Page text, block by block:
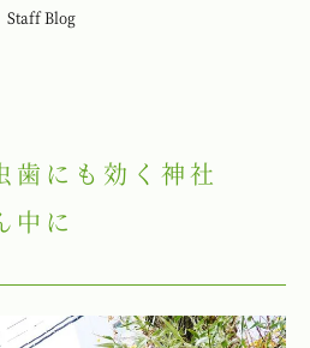
Staff Blog
歯にも効く神社
中に